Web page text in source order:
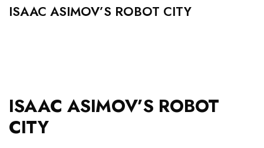
ISAAC ASIMOV’S ROBOT CITY
ISAAC ASIMOV’S ROBOT
CITY